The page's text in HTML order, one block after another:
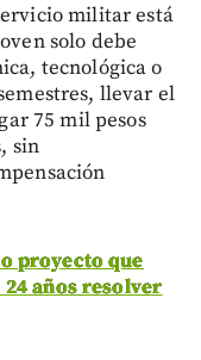
militar está
solo debe
tecnológica o
llevar el
75 mil pesos
sin
proyecto que
años resolver